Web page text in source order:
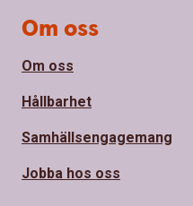
Om oss
Om oss
Hållbarhet
Samhällsengagemang
Jobba hos oss